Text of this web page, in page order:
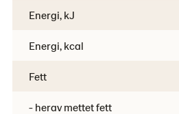
Energi, kJ
Energi, kcal
Fett
- herav mettet fett